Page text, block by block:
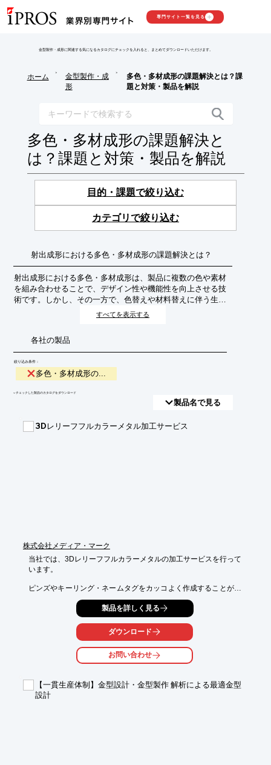
専門サイト一覧を見る
金型製作・成形に関連する気になるカタログにチェックを入れると、まとめてダウンロードいただけます。
ホーム
>
金型製作・成
形
>
多色・多材成形の課題解決とは？課
題と対策・製品を解説
多色・多材成形の課題解決と
は？課題と対策・製品を解説
目的・課題で絞り込む
カテゴリで絞り込む
射出成形における多色・多材成形の課題解決とは？
射出成形における多色・多材成形は、製品に複数の色や素材
を組み合わせることで、デザイン性や機能性を向上させる技
術です。しかし、その一方で、色替えや材料替えに伴う生産
効率の低下、不良品の発生、コスト増加といった課題も存在
します。本稿では、これらの課題を解決し、多色・多材成形
説します。
すべてを表示する
各社の製品
絞り込み条件：
多色・多材成形の...
​▼チェックした製品のカタログをダウンロード
製品名で見る
3Dレリーフフルカラーメタル加工サービス
株式会社メディア・マーク
当社では、3Dレリーフフルカラーメタルの加工サービスを行って
います。
ピンズやキーリング・ネームタグをカッコよく作成することが可
オリジナルデザインは500個から承っております。
ご要望の際はお気軽に、お問い合わせください。
■段差・曲面にもフルカラー印刷
※詳しくは、お気軽にお問い合わせください。
製品を詳しく見る
ダウンロード
お問い合わせ
【一貫生産体制】金型設計・金型製作 解析による最適金型
設計